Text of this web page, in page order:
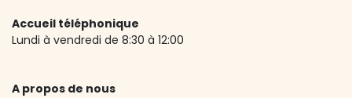
Accueil téléphonique
Lundi à vendredi de 8:30 à 12:00
A propos de nous